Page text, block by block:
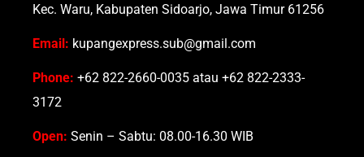
Kec. Waru, Kabupaten Sidoarjo, Jawa Timur 61256
Email: kupangexpress.sub@gmail.com
Phone: +62 822-2660-0035 atau +62 822-2333-
3172
Open: Senin – Sabtu: 08.00-16.30 WIB